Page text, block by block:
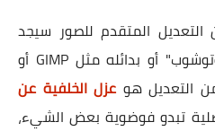
المتقدم للصور سيجد
نفسه أمام خيارات مثل "فوتوشوب" أو بدائله مثل GIMP أو
التعديل هوعزل الخلفية عن
تبدو فوضوية بعض الشيء،